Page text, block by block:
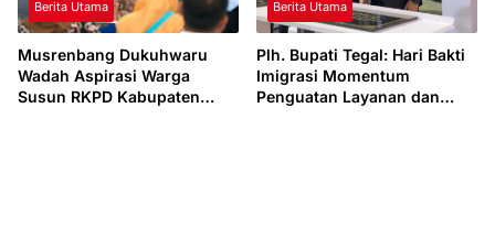
Berita Utama
Musrenbang Dukuhwaru
Wadah Aspirasi Warga
Susun RKPD Kabupaten
Berita Utama
Plh. Bupati Tegal: Hari Bakti
Imigrasi Momentum
Penguatan Layanan dan